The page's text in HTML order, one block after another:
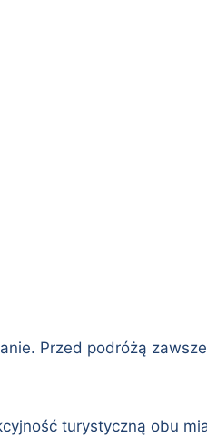
Przed podróżą
turystyczną obu